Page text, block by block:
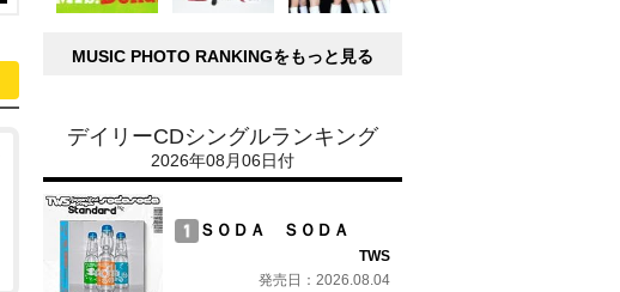
MUSIC PHOTO RANKINGをもっと見る
デイリーCDシングルランキング
2026年08月06日付
ＳＯＤＡ ＳＯＤＡ
TWS
発売日：2026.08.04